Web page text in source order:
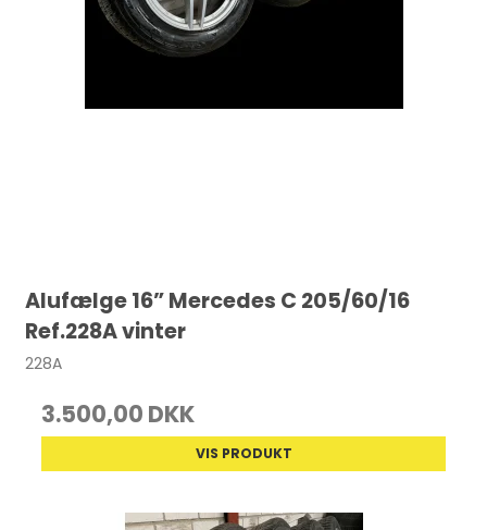
Alufælge 16” Mercedes C 205/60/16
Ref.228A vinter
228A
3.500,00 DKK
VIS PRODUKT